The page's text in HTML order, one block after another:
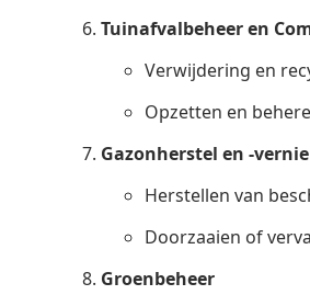
Tuinafvalbeheer en
Verwijdering en
Opzetten en
Gazonherstel en -
Herstellen van
Doorzaaien of
Groenbeheer